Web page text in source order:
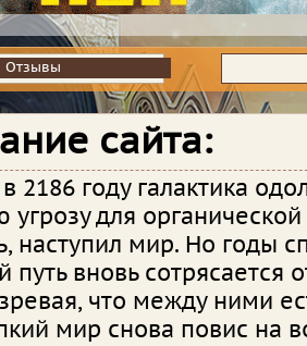
Отзывы
Отзывы
сайта:
2186 году галактика
угрозу для
наступил мир. Но годы
вновь сотрясается
что между ними
мир снова повис на